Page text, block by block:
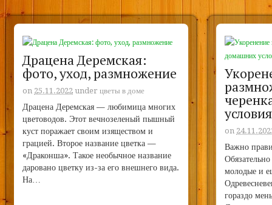
Драцена Деремская:
фото, уход, размножение
on 25.11.2022 underцветы в доме
Драцена Деремская — любимица многих
цветоводов. Этот вечнозеленый пышный
куст поражает своим изяществом и
грацией. Второе название цветка —
«Драконша». Такое необычное название
даровано цветку из-за его внешнего вида.
На…
on
Важно
Обязательно
молодые и
гораздо